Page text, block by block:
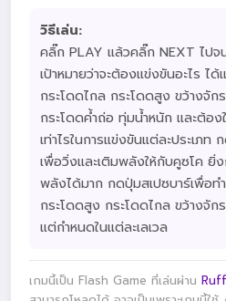
วิธีเล่น:
คลิ๊ก PLAY แล้วคลิ๊ก NEXT ไปจ
เป้าหมายว่าจะต้องแข่งขันอะไร ไ
กระโดดไกล กระโดดสูง ขว้างจั
กระโดดค้ำถ่อ ทุ่มน้ำหนัก และต้อง
เท่าไรในการแข่งขันแต่ละประเภ
เพื่อวิ่งและเติมพลังให้กับคูซโค ยิ่
พลังได้มาก กดปุ่มสเปซบาร์เพื่อท
กระโดดสูง กระโดดไกล ขว้างจั
แต่กำหนดในแต่ละเลเวล
เกมนี้เป็น Flash Game ที่เล่นผ่าน